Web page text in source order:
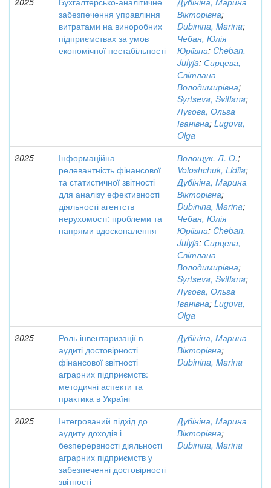
забезпечення управління
витратами на виноробних
підприємствах за умов
економічної нестабільності
Вікторівна;
Dubіnіna, Marina;
Чебан, Юлія
Юріївна; Cheban,
Julyja; Сирцева,
Світлана
Володимирівна;
Syrtseva, Svitlana;
Лугова, Ольга
Іванівна; Lugova,
Olga
2025
Інформаційна
релевантність фінансової
та статистичної звітності
для аналізу ефективності
діяльності агентств
нерухомості: проблеми та
напрями вдосконалення
Волощук, Л. О.;
Voloshchuk, Lidiia;
Дубініна, Марина
Вікторівна;
Dubіnіna, Marina;
Чебан, Юлія
Юріївна; Cheban,
Julyja; Сирцева,
Світлана
Володимирівна;
Syrtseva, Svitlana;
Лугова, Ольга
Іванівна; Lugova,
Olga
2025
Роль інвентаризації в
аудиті достовірності
фінансової звітності
аграрних підприємств:
методичні аспекти та
практика в Україні
Дубініна, Марина
Вікторівна;
Dubіnіna, Marina
2025
Інтегрований підхід до
аудиту доходів і
безперервності діяльності
аграрних підприємств у
забезпеченні достовірності
звітності
Дубініна, Марина
Вікторівна;
Dubіnіna, Marina